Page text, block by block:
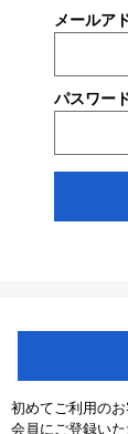
メールア
パスワー
初めてご利用の
会員にご登録い